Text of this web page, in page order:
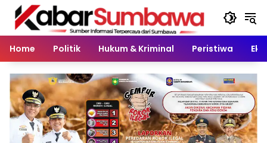
Langsung
konten
Home
Politik Hukum & Kriminal Peristiwa